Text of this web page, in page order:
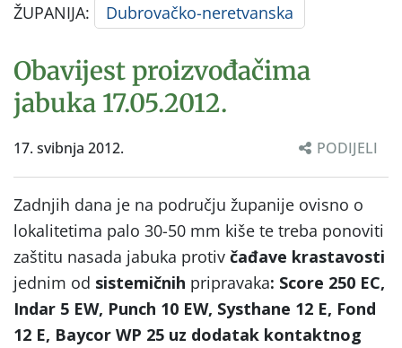
ŽUPANIJA: Dubrovačko-neretvanska
Obavijest proizvođačima
jabuka 17.05.2012.
17. svibnja 2012. PODIJELI
Zadnjih dana je na području županije ovisno o
lokalitetima palo 30-50 mm kiše te treba ponoviti
zaštitu nasada jabuka protiv čađave krastavosti
jednim od sistemičnih pripravaka: Score 250 EC,
Indar 5 EW, Punch 10 EW, Systhane 12 E, Fond
12 E, Baycor WP 25 uz dodatak kontaktnog